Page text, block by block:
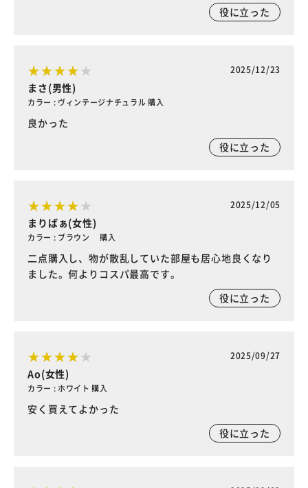
役に立った
2025/12/23
まさ(男性)
カラー : ヴィンテージナチュラル 購入
良かった
役に立った
2025/12/05
まりばぁ(女性)
カラー : ブラウン 購入
二点購入し、物が散乱していた部屋も居心地良くなり
ました。何よりコスパ最高です。
役に立った
2025/09/27
Ao(女性)
カラー : ホワイト 購入
安く買えてよかった
役に立った